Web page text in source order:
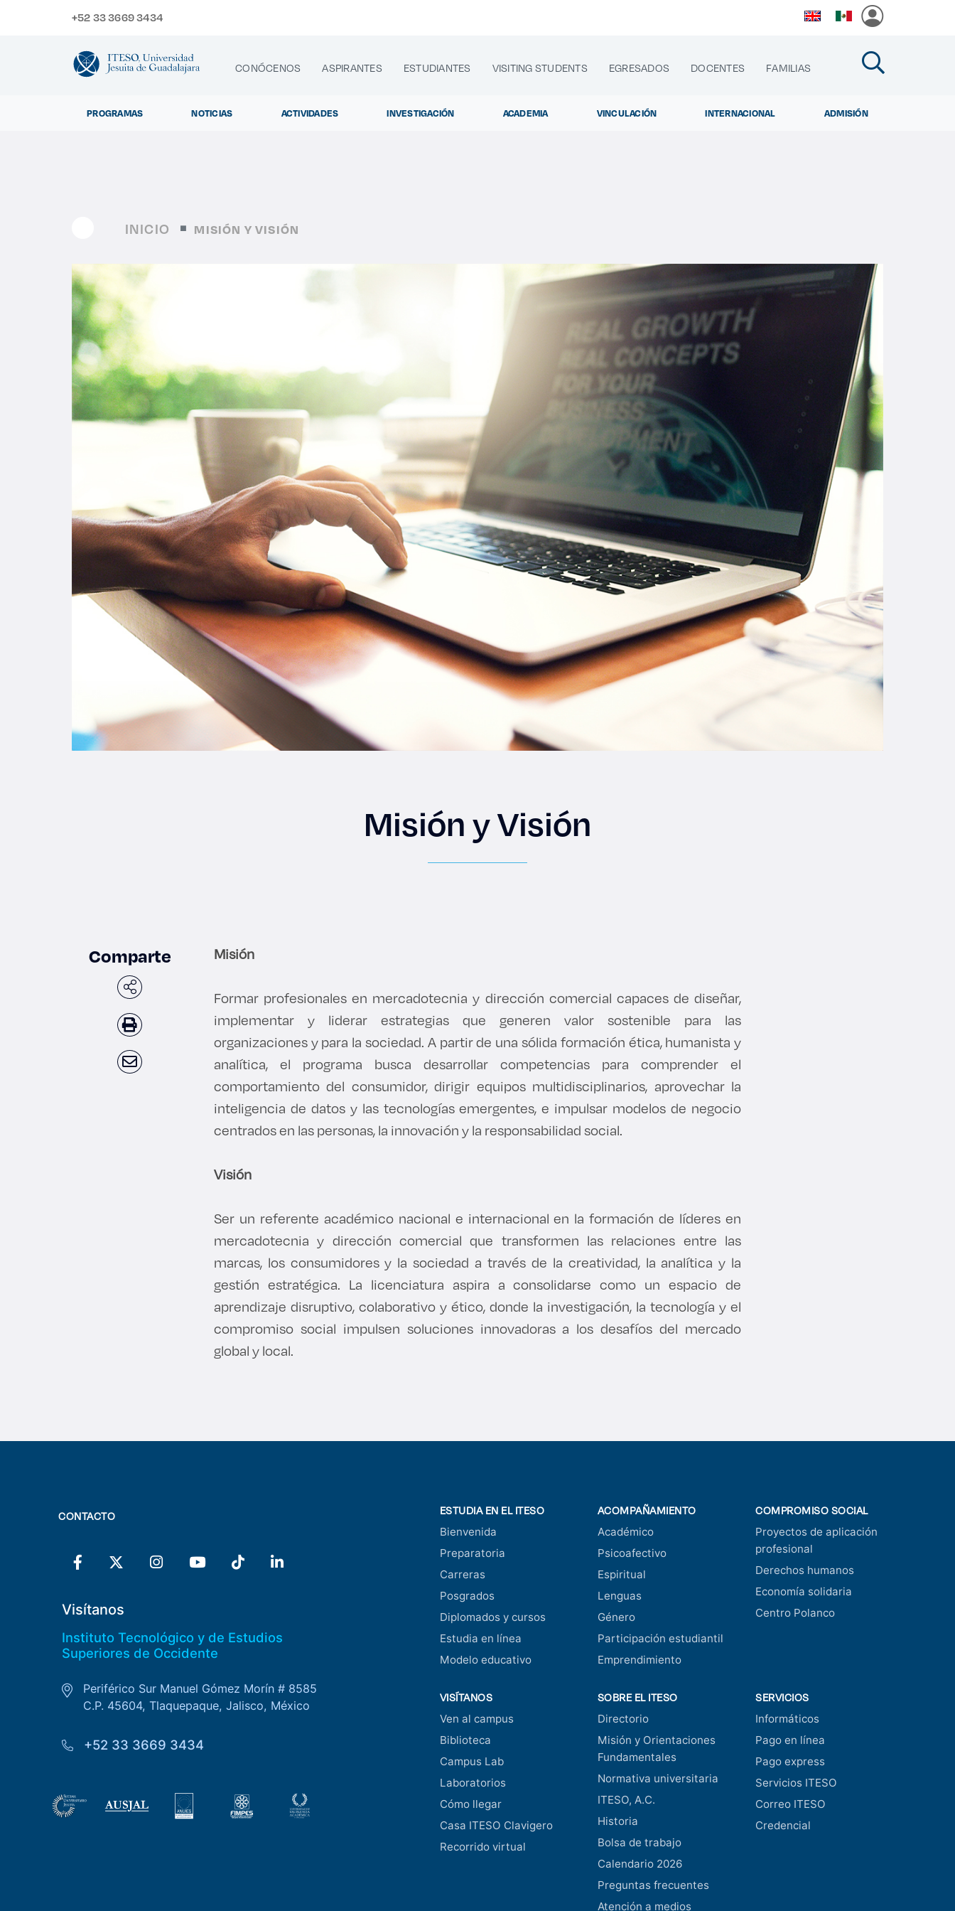
+52 33 3669 3434
CONÓCENOS ASPIRANTES ESTUDIANTES VISITING STUDENTS EGRESADOS DOCENTES FAMILIAS
PROGRAMAS NOTICIAS ACTIVIDADES INVESTIGACIÓN ACADEMIA VINCULACIÓN INTERNACIONAL ADMISIÓN
Enlaces de interés
Aspirantes
Becas
Graduaciones
CRUCE
Derecho
Lo más buscado
Carreras
Derecho
Prepa ITESO
Becas
INICIO MISIÓN Y VISIÓN
Misión y Visión
Comparte Misión
Formar profesionales en mercadotecnia y dirección comercial capaces de diseñar,
implementar y liderar estrategias que generen valor sostenible para las
organizaciones y para la sociedad. A partir de una sólida formación ética, humanista y
analítica, el programa busca desarrollar competencias para comprender el
comportamiento del consumidor, dirigir equipos multidisciplinarios, aprovechar la
inteligencia de datos y las tecnologías emergentes, e impulsar modelos de negocio
centrados en las personas, la innovación y la responsabilidad social.
Visión
Ser un referente académico nacional e internacional en la formación de líderes en
mercadotecnia y dirección comercial que transformen las relaciones entre las
marcas, los consumidores y la sociedad a través de la creatividad, la analítica y la
gestión estratégica. La licenciatura aspira a consolidarse como un espacio de
aprendizaje disruptivo, colaborativo y ético, donde la investigación, la tecnología y el
compromiso social impulsen soluciones innovadoras a los desafíos del mercado
global y local.
CONTACTO
Visítanos
Instituto Tecnológico y de Estudios
Superiores de Occidente
Periférico Sur Manuel Gómez Morín # 8585
C.P. 45604, Tlaquepaque, Jalisco, México
+52 33 3669 3434
ESTUDIA EN EL ITESO
Bienvenida
Preparatoria
Carreras
Posgrados
Diplomados y cursos
Estudia en línea
Modelo educativo
ACOMPAÑAMIENTO
Académico
Psicoafectivo
Espiritual
Lenguas
Género
Participación estudiantil
Emprendimiento
COMPROMISO SOCIAL
Proyectos de aplicación
profesional
Derechos humanos
Economía solidaria
Centro Polanco
VISÍTANOS
Ven al campus
Biblioteca
Campus Lab
Laboratorios
Cómo llegar
Casa ITESO Clavigero
Recorrido virtual
SOBRE EL ITESO
Directorio
Misión y Orientaciones
Fundamentales
Normativa universitaria
ITESO, A.C.
Historia
Bolsa de trabajo
Calendario 2026
Preguntas frecuentes
Atención a medios
SERVICIOS
Informáticos
Pago en línea
Pago express
Servicios ITESO
Correo ITESO
Credencial